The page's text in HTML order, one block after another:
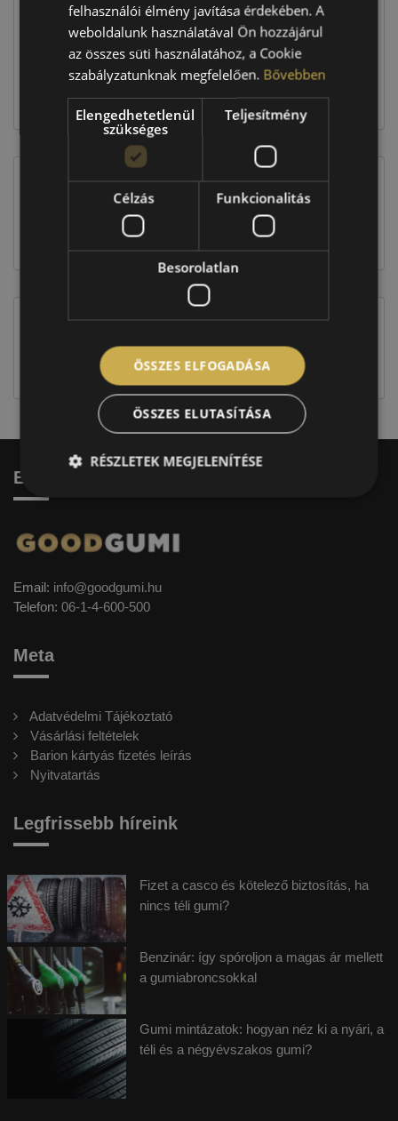
106 760 Ft
Kosárba
EU-s abroncscímke
jellegűek. Előfordulhat, hogy még a korábbi EU-s
címkével ellátott abroncs kerül kiszállításra.
Elérhetőség
Email: info@goodgumi.hu
Telefon: 06-1-4-600-500
Meta
Adatvédelmi Tájékoztató
Vásárlási feltételek
Barion kártyás fizetés leírás
Nyitvatartás
Legfrissebb híreink
Fizet a casco és kötelező biztosítás, ha
nincs téli gumi?
Benzinár: így spóroljon a magas ár mellett
a gumiabroncsokkal
Gumi mintázatok: hogyan néz ki a nyári, a
téli és a négyévszakos gumi?
felhasználói élmény javítása érdekében. A
weboldalunk használatával Ön hozzájárul
az összes süti használatához, a Cookie
szabályzatunknak megfelelően. Bővebben
Elengedhetetlenül
szükséges
Teljesítmény
Célzás Funkcionalitás
Besorolatlan
ÖSSZES ELFOGADÁSA
ÖSSZES ELUTASÍTÁSA
RÉSZLETEK MEGJELENÍTÉSE